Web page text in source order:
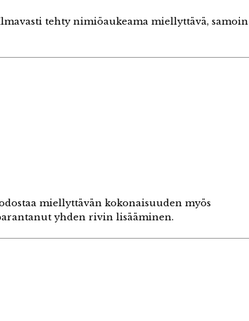
tehty nimiöaukeama miellyttävä, samoin
miellyttävän kokonaisuuden myös
yhden rivin lisääminen.